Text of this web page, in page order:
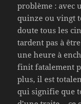
problème : avec
quinze ou vingt
doute tous les
tardent pas à
une heure à
finit fatalement
plus, il est
qui signifie que